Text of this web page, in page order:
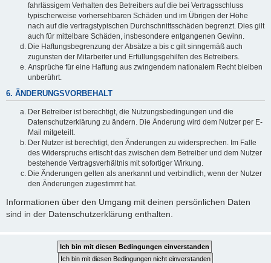
fahrlässigem Verhalten des Betreibers auf die bei Vertragsschluss
typischerweise vorhersehbaren Schäden und im Übrigen der Höhe
nach auf die vertragstypischen Durchschnittsschäden begrenzt. Dies gilt
auch für mittelbare Schäden, insbesondere entgangenen Gewinn.
Die Haftungsbegrenzung der Absätze a bis c gilt sinngemäß auch
zugunsten der Mitarbeiter und Erfüllungsgehilfen des Betreibers.
Ansprüche für eine Haftung aus zwingendem nationalem Recht bleiben
unberührt.
6. ÄNDERUNGSVORBEHALT
Der Betreiber ist berechtigt, die Nutzungsbedingungen und die
Datenschutzerklärung zu ändern. Die Änderung wird dem Nutzer per E-
Mail mitgeteilt.
Der Nutzer ist berechtigt, den Änderungen zu widersprechen. Im Falle
des Widerspruchs erlischt das zwischen dem Betreiber und dem Nutzer
bestehende Vertragsverhältnis mit sofortiger Wirkung.
Die Änderungen gelten als anerkannt und verbindlich, wenn der Nutzer
den Änderungen zugestimmt hat.
Informationen über den Umgang mit deinen persönlichen Daten
sind in der Datenschutzerklärung enthalten.